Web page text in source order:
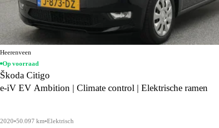
Heerenveen
Op voorraad
Škoda Citigo
e-iV EV Ambition | Climate control | Elektrische ramen
2020 50.097 km Elektrisch